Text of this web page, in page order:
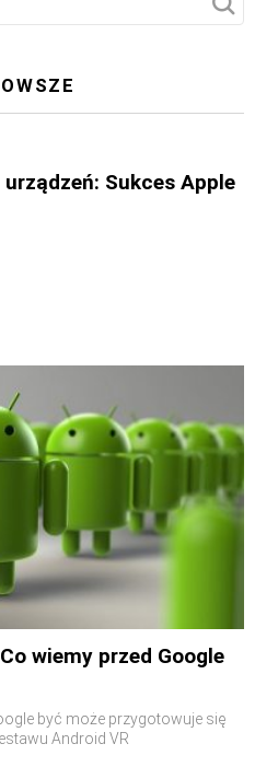
Sukces Apple
wiemy przed Google
być może przygotowuje się
Android VR